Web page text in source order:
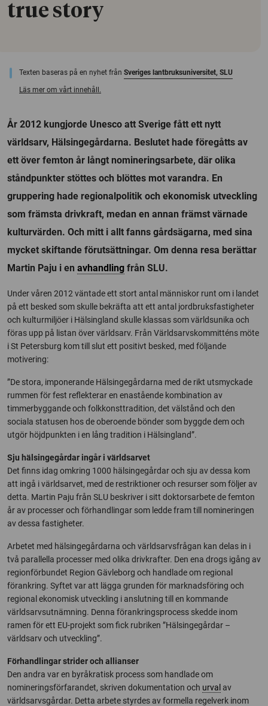
true story
Texten baseras på en nyhet från Sveriges lantbruksuniversitet, SLU
Läs mer om vårt innehåll.
År 2012 kungjorde Unesco att Sverige fått ett nytt
världsarv, Hälsingegårdarna. Beslutet hade föregåtts av
ett över femton år långt nomineringsarbete, där olika
ståndpunkter stöttes och blöttes mot varandra. En
gruppering hade regionalpolitik och ekonomisk utveckling
som främsta drivkraft, medan en annan främst värnade
kulturvärden. Och mitt i allt fanns gårdsägarna, med sina
mycket skiftande förutsättningar. Om denna resa berättar
Martin Paju i en avhandling från SLU.
Under våren 2012 väntade ett stort antal människor runt om i landet
på ett besked som skulle bekräfta att ett antal jordbruksfastigheter
och kulturmiljöer i Hälsingland skulle klassas som världsunika och
föras upp på listan över världsarv. Från Världsarvskommitténs möte
i St Petersburg kom till slut ett positivt besked, med följande
motivering:
”De stora, imponerande Hälsingegårdarna med de rikt utsmyckade
rummen för fest reflekterar en enastående kombination av
timmerbyggande och folkkonsttradition, det välstånd och den
sociala statusen hos de oberoende bönder som byggde dem och
utgör höjdpunkten i en lång tradition i Hälsingland”.
Sju hälsingegårdar ingår i världsarvet
Det finns idag omkring 1000 hälsingegårdar och sju av dessa kom
att ingå i världsarvet, med de restriktioner och resurser som följer av
detta. Martin Paju från SLU beskriver i sitt doktorsarbete de femton
år av processer och förhandlingar som ledde fram till nomineringen
av dessa fastigheter.
Arbetet med hälsingegårdarna och världsarvsfrågan kan delas in i
två parallella processer med olika drivkrafter. Den ena drogs igång av
regionförbundet Region Gävleborg och handlade om regional
förankring. Syftet var att lägga grunden för marknadsföring och
regional ekonomisk utveckling i anslutning till en kommande
världsarvsutnämning. Denna förankringsprocess skedde inom
ramen för ett EU-projekt som fick rubriken ”Hälsingegårdar –
världsarv och utveckling”.
Förhandlingar strider och allianser
Den andra var en byråkratisk process som handlade om
nomineringsförfarandet, skriven dokumentation och urval av
världsarvsgårdar. Detta arbete styrdes av formella regelverk inom